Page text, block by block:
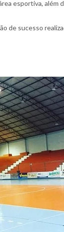
esportiva,
de sucesso